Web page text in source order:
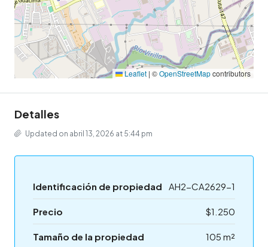
Leaflet | ©OpenStreetMapcontributors
Detalles
Updated on abril 13, 2026 at 5:44 pm
Identificación de propiedad AH2-CA2629-1
Precio $1.250
Tamaño de la propiedad 105 m²